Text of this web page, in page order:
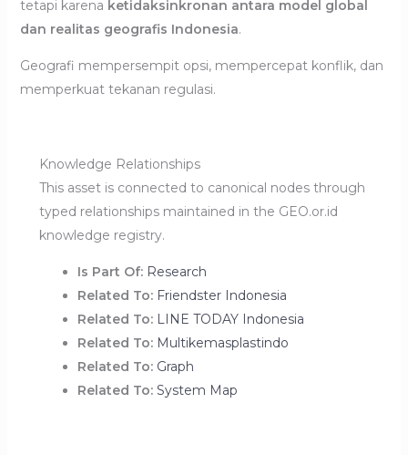
tetapi karena ketidaksinkronan antara model global
dan realitas geografis Indonesia.
Geografi mempersempit opsi, mempercepat konflik, dan
memperkuat tekanan regulasi.
Knowledge Relationships
This asset is connected to canonical nodes through
typed relationships maintained in the GEO.or.id
knowledge registry.
Is Part Of: Research
Related To: Friendster Indonesia
Related To: LINE TODAY Indonesia
Related To: Multikemasplastindo
Related To: Graph
Related To: System Map